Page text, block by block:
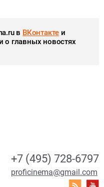
в ВКонтакте и
о главных новостях
+7 (495) 728-6797
proficinema@gmail.com